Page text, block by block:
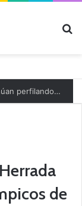
El CB Villarrobledo y el CB Criptana continúan perfilando sus plantillas
de